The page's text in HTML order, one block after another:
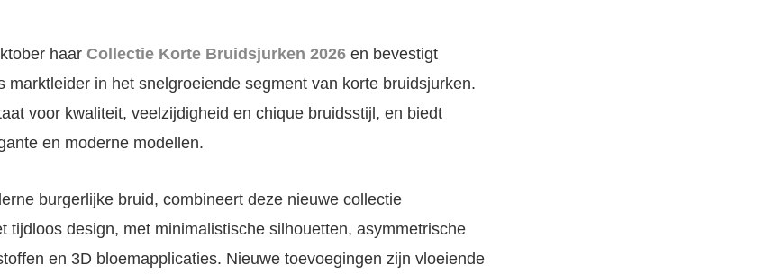
haarCollectie Korte Bruidsjurken 2026 en bevestigt
marktleider in het snelgroeiende segment van korte bruidsjurken.
voor kwaliteit, veelzijdigheid en chique bruidsstijl, en biedt
en moderne modellen.
burgerlijke bruid, combineert deze nieuwe collectie
tijdloos design, met minimalistische silhouetten, asymmetrische
en 3D bloemapplicaties. Nieuwe toevoegingen zijn vloeiende